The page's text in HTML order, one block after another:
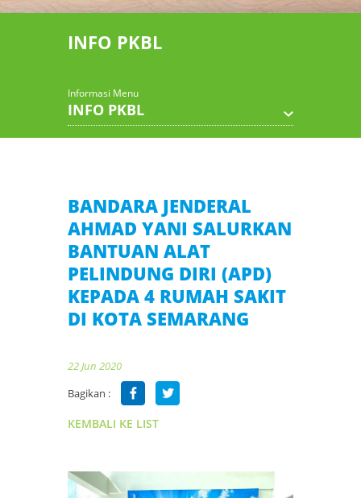
INFO PKBL
Informasi Menu
INFO PKBL
BANDARA JENDERAL
AHMAD YANI SALURKAN
BANTUAN ALAT
PELINDUNG DIRI (APD)
KEPADA 4 RUMAH SAKIT
DI KOTA SEMARANG
22 Jun 2020
Bagikan :
KEMBALI KE LIST